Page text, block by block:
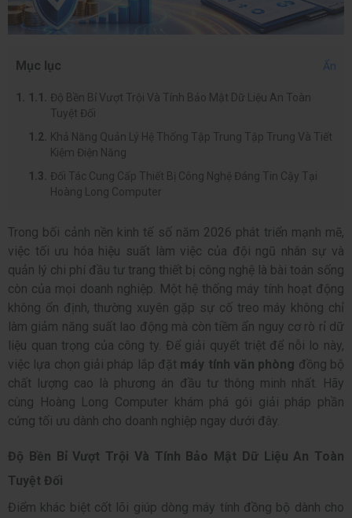
Mục lục Ẩn
Độ Bền Bỉ Vượt Trội Và Tính Bảo Mật Dữ Liệu An Toàn
Tuyệt Đối
Khả Năng Quản Lý Hệ Thống Tập Trung Tập Trung Và Tiết
Kiệm Điện Năng
Đối Tác Cung Cấp Thiết Bị Công Nghệ Đáng Tin Cậy Tại
Hoàng Long Computer
Trong bối cảnh nền kinh tế số năm 2026 phát triển mạnh mẽ,
việc tối ưu hóa hiệu suất làm việc của đội ngũ nhân sự và
quản lý chi phí đầu tư trang thiết bị công nghệ là bài toán sống
còn của mọi doanh nghiệp. Một hệ thống máy tính hoạt động
không ổn định, thường xuyên gặp sự cố treo máy không chỉ
làm giảm năng suất lao động mà còn tiềm ẩn nguy cơ rò rỉ dữ
liệu quan trọng của công ty. Để giải quyết triệt để nỗi lo này,
việc lựa chọn giải pháp lắp đặt máy tính văn phòng đồng bộ
chất lượng cao là phương án đầu tư thông minh nhất. Hãy
cùng Hoàng Long Computer khám phá gói giải pháp phần
cứng tối ưu dành cho doanh nghiệp ngay dưới đây.
Độ Bền Bỉ Vượt Trội Và Tính Bảo Mật Dữ Liệu An Toàn
Tuyệt Đối
Điểm khác biệt cốt lõi giúp dòng máy tính đồng bộ dành cho